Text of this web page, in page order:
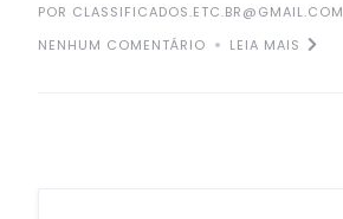
POR CLASSIFICADOS.ETC.BR@GMAIL.COM
NENHUM COMENTÁRIO
LEIA MAIS